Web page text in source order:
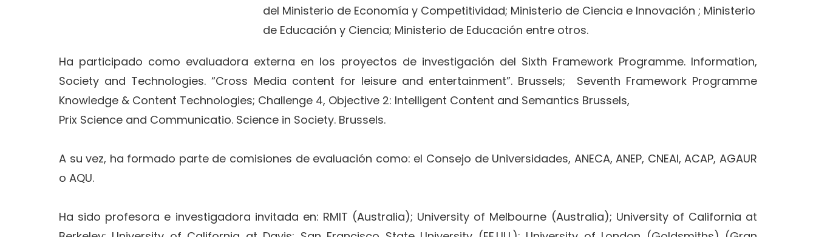
del Ministerio de Economía y Competitividad; Ministerio de Ciencia e Innovación ; Ministerio
de Educación y Ciencia; Ministerio de Educación entre otros.
Ha participado como evaluadora externa en los proyectos de investigación del Sixth Framework Programme. Information,
Society and Technologies. “Cross Media content for leisure and entertainment”. Brussels; Seventh Framework Programme
Knowledge & Content Technologies; Challenge 4, Objective 2: Intelligent Content and Semantics Brussels,
Prix Science and Communicatio. Science in Society. Brussels.
A su vez, ha formado parte de comisiones de evaluación como: el Consejo de Universidades, ANECA, ANEP, CNEAI, ACAP, AGAUR
o AQU.
Ha sido profesora e investigadora invitada en: RMIT (Australia); University of Melbourne (Australia); University of California at